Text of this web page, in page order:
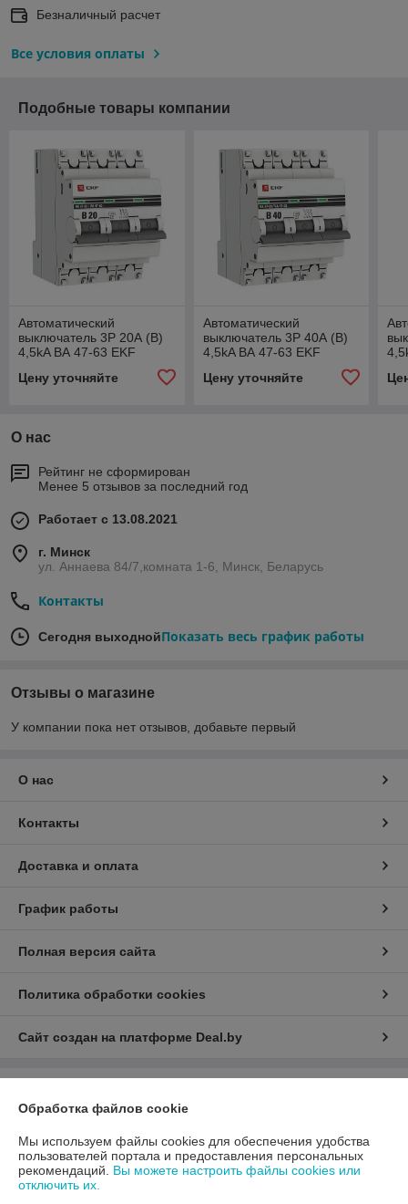
Безналичный расчет
Все условия оплаты
Подобные товары компании
Автоматический
выключатель 3P 20А (В)
4,5kA ВА 47-63 EKF
Цену уточняйте
Автоматический
выключатель 3P 40А (В)
4,5kA ВА 47-63 EKF
Цену уточняйте
О нас
Рейтинг не сформирован
Менее 5 отзывов за последний год
Работает с 13.08.2021
г. Минск
ул. Аннаева 84/7,комната 1-6, Минск, Беларусь
Контакты
Сегодня выходнойПоказать весь график работы
Отзывы о магазине
У компании пока нет отзывов, добавьте первый
О нас
Контакты
Доставка и оплата
График работы
Полная версия сайта
Политика обработки cookies
Сайт создан на платформе Deal.by
220037, г. Минск, ул. Аннаева 84/7,комната 1-6
Регистрационный номер ЕГР: 193597061
Обработка файлов cookie
Мы используем файлы cookies для обеспечения удобства
пользователей портала и предоставления персональных
рекомендаций. Вы можете настроить файлы cookies или
отключить их.